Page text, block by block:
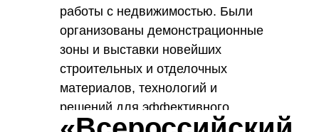
работы с недвижимостью. Были
организованы демонстрационные
зоны и выставки новейших
строительных и отделочных
материалов, технологий и
решений для эффективного
управления недвижимостью.